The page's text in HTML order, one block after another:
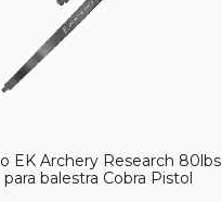
EK Archery Research 80lbs
para balestra Cobra Pistol